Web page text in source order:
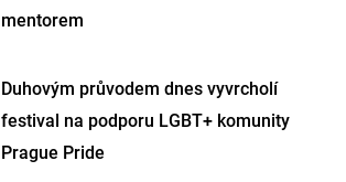
mentorem
Duhovým průvodem dnes vyvrcholí
festival na podporu LGBT+ komunity
Prague Pride